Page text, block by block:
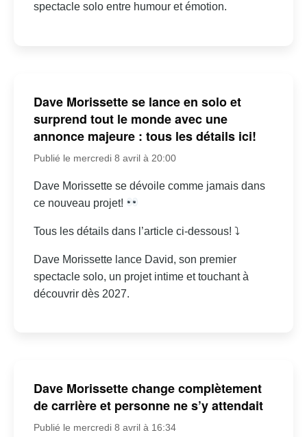
spectacle solo entre humour et émotion.
Dave Morissette se lance en solo et
surprend tout le monde avec une
annonce majeure : tous les détails ici!
Publié le mercredi 8 avril à 20:00
Dave Morissette se dévoile comme jamais dans
ce nouveau projet!
Tous les détails dans l’article ci-dessous! ⤵
Dave Morissette lance David, son premier
spectacle solo, un projet intime et touchant à
découvrir dès 2027.
Dave Morissette change complètement
de carrière et personne ne s’y attendait
Publié le mercredi 8 avril à 16:34